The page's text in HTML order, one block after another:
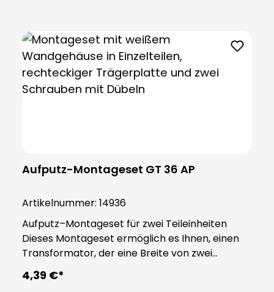
Aufputz-Montageset GT 36 AP
Artikelnummer: 14936
Aufputz–Montageset für zwei Teileinheiten
Dieses Montageset ermöglich es Ihnen, einen
Transformator, der eine Breite von zwei
Teileinheiten (36 mm) besitzt, Aufputz zu
montieren. Sobald dieses Montageset mit dem
4,39 €*